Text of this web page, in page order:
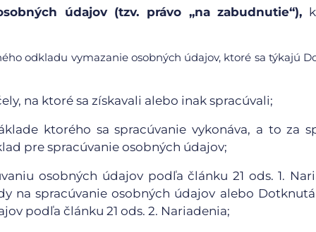
údajov (tzv. právo „na zabudnutie“),
odkladu vymazanie osobných údajov, ktoré sa týkajú
na ktoré sa získavali alebo inak spracúvali;
ktorého sa spracúvanie vykonáva, a to za
pre spracúvanie osobných údajov;
osobných údajov podľa článku 21 ods. 1.
na spracúvanie osobných údajov alebo
podľa článku 21 ods. 2. Nariadenia;